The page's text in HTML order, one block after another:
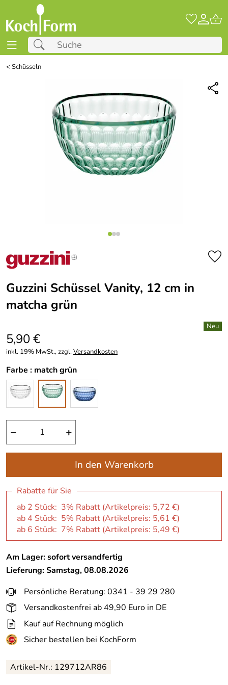
<Schüsseln
Guzzini Schüssel Vanity, 12 cm in
matcha grün
5,90 €
inkl. 19% MwSt., zzgl.Versandkosten
Farbe : match grün
− +
In den Warenkorb
Rabatte für Sie
ab 2 Stück: 3% Rabatt (Artikelpreis: 5,72 €)
ab 4 Stück: 5% Rabatt (Artikelpreis: 5,61 €)
ab 6 Stück: 7% Rabatt (Artikelpreis: 5,49 €)
Am Lager: sofort versandfertig
Lieferung: Samstag, 08.08.2026
Persönliche Beratung: 0341 - 39 29 280
Versandkostenfrei ab 49,90 Euro in DE
Kauf auf Rechnung möglich
Sicher bestellen bei KochForm
Artikel-Nr.: 129712AR86